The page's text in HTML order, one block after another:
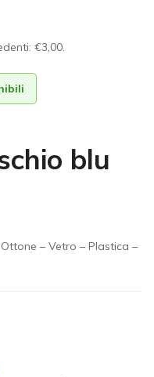
€3,00.
blu
– Vetro – Plastica –